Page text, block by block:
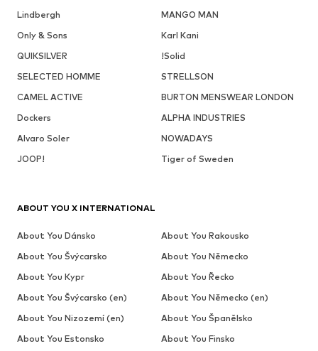
Lindbergh
MANGO MAN
Only & Sons
Karl Kani
QUIKSILVER
!Solid
SELECTED HOMME
STRELLSON
CAMEL ACTIVE
BURTON MENSWEAR LONDON
Dockers
ALPHA INDUSTRIES
Alvaro Soler
NOWADAYS
JOOP!
Tiger of Sweden
ABOUT YOU X INTERNATIONAL
About You Dánsko
About You Rakousko
About You Švýcarsko
About You Německo
About You Kypr
About You Řecko
About You Švýcarsko (en)
About You Německo (en)
About You Nizozemí (en)
About You Španělsko
About You Estonsko
About You Finsko